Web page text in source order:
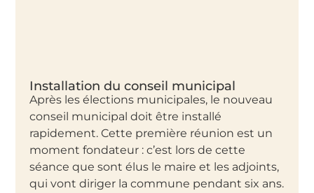
Installation du conseil municipal
Après les élections municipales, le nouveau
conseil municipal doit être installé
rapidement. Cette première réunion est un
moment fondateur : c’est lors de cette
séance que sont élus le maire et les adjoints,
qui vont diriger la commune pendant six ans.